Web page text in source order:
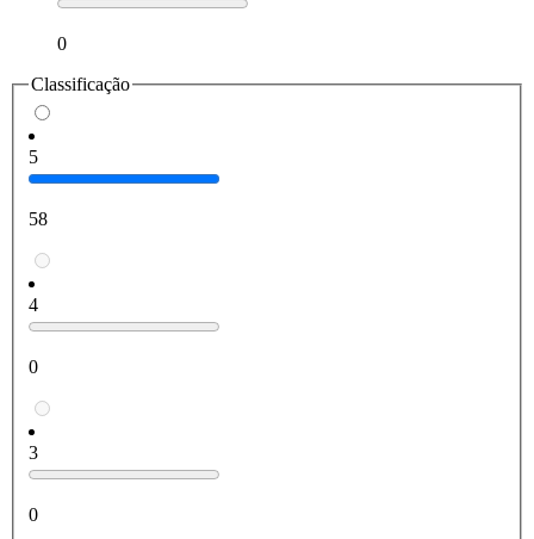
0
Classificação
5
58
4
0
3
0